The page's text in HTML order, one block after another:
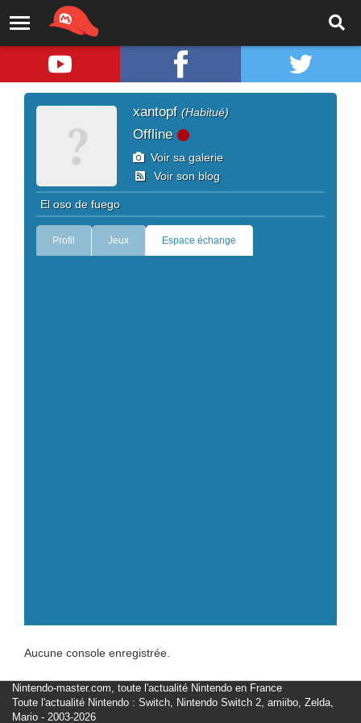
xantopf (Habitué)
Offline
Voir sa galerie
Voir son blog
El oso de fuego
Profil Jeux Espace échange
Aucune console enregistrée.
Nintendo-master.com, toute l'actualité Nintendo en France
Toute l'actualité Nintendo : Switch, Nintendo Switch 2, amiibo, Zelda,
Mario - 2003-2026